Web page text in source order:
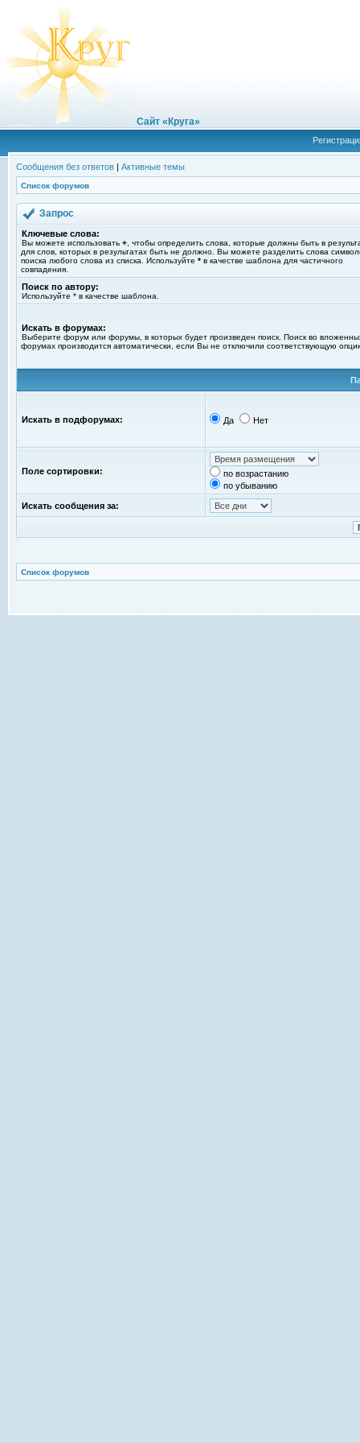
Сайт «Круга»
Сообщения без ответов | Активные темы
Список форумов
Запрос
Ключевые слова:
Вы можете использовать + , чтобы определить слова, которые должны быть в
для слов, которых в результатах быть не должно. Вы можете разделить слова
поиска любого слова из списка. Используйте * в качестве шаблона для частичного
совпадения.
Поиск по автору:
Используйте * в качестве шаблона.
Искать в форумах:
Выберите форум или форумы, в которых будет произведен поиск. Поиск во
форумах производится автоматически, если Вы не отключили соответствующую
Искать в подфорумах: Да Нет
Поле сортировки:
по возрастанию
по убыванию
Искать сообщения за:
Список форумов